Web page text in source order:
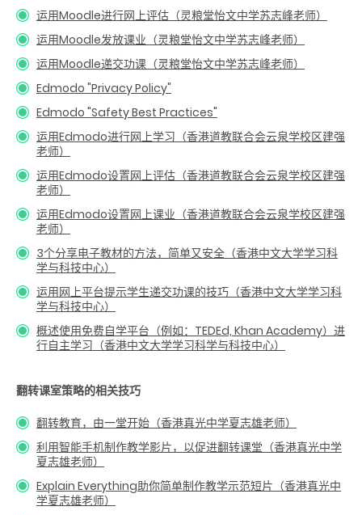
运用Moodle进行网上评估（灵粮堂怡文中学苏志峰老师）
运用Moodle发放课业（灵粮堂怡文中学苏志峰老师）
运用Moodle递交功课（灵粮堂怡文中学苏志峰老师）
Edmodo "Privacy Policy"
Edmodo "Safety Best Practices"
运用Edmodo进行网上学习（香港道教联合会云泉学校区建强
老师）
运用Edmodo设置网上评估（香港道教联合会云泉学校区建强
老师）
运用Edmodo设置网上课业（香港道教联合会云泉学校区建强
老师）
3个分享电子教材的方法，简单又安全（香港中文大学学习科
学与科技中心）
运用网上平台提示学生递交功课的技巧（香港中文大学学习科
学与科技中心）
概述使用免费自学平台（例如：TEDEd, Khan Academy）进
行自主学习（香港中文大学学习科学与科技中心）
翻转课室策略的相关技巧
翻转教育，由一堂开始（香港真光中学夏志雄老师）
利用智能手机制作教学影片，以促进翻转课堂（香港真光中学
夏志雄老师）
Explain Everything助你简单制作教学示范短片（香港真光中
学夏志雄老师）